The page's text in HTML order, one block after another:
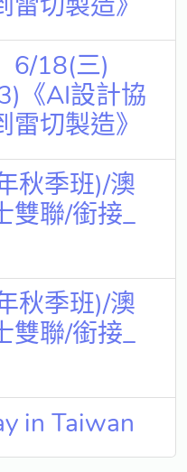
6/18(三)
《AI設計協
切製造》
秋季班)/澳
雙聯/銜接_
秋季班)/澳
雙聯/銜接_
in Taiwan